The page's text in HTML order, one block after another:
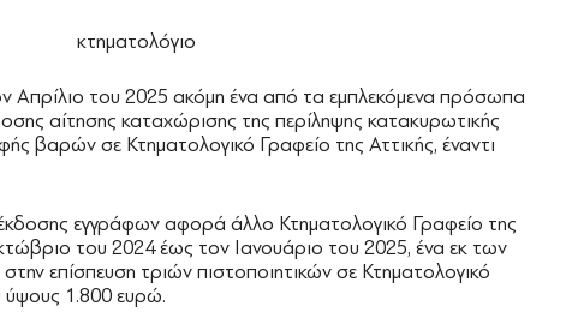
Απρίλιο του 2025 ακόμη ένα από τα εμπλεκόμενα πρόσωπα
αίτησης καταχώρισης της περίληψης κατακυρωτικής
βαρών σε Κτηματολογικό Γραφείο της Αττικής, έναντι
εγγράφων αφορά άλλο Κτηματολογικό Γραφείο της
του 2024 έως τον Ιανουάριο του 2025, ένα εκ των
επίσπευση τριών πιστοποιητικών σε Κτηματολογικό
ύψους 1.800 ευρώ.